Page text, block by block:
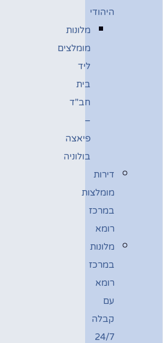
היהודי
מלונות
מומלצים
ליד
בית
חב"ד
–
פיאצה
בולוניה
דירות
מומלצות
במרכז
רומא
מלונות
במרכז
רומא
עם
קבלה
24/7